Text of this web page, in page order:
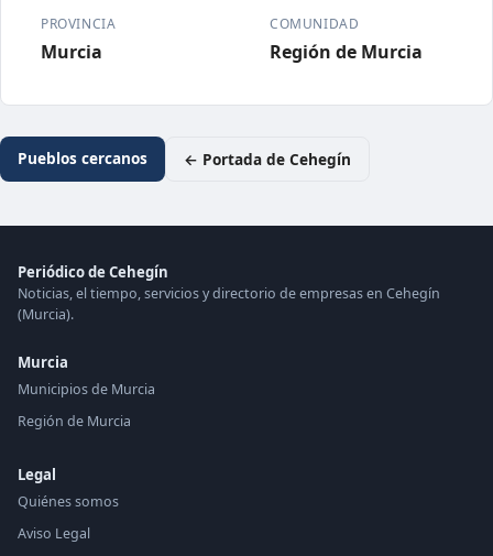
PROVINCIA
Murcia
COMUNIDAD
Región de Murcia
Pueblos cercanos ← Portada de Cehegín
Periódico de Cehegín
Noticias, el tiempo, servicios y directorio de empresas en Cehegín
(Murcia).
Murcia
Municipios de Murcia
Región de Murcia
Legal
Quiénes somos
Aviso Legal